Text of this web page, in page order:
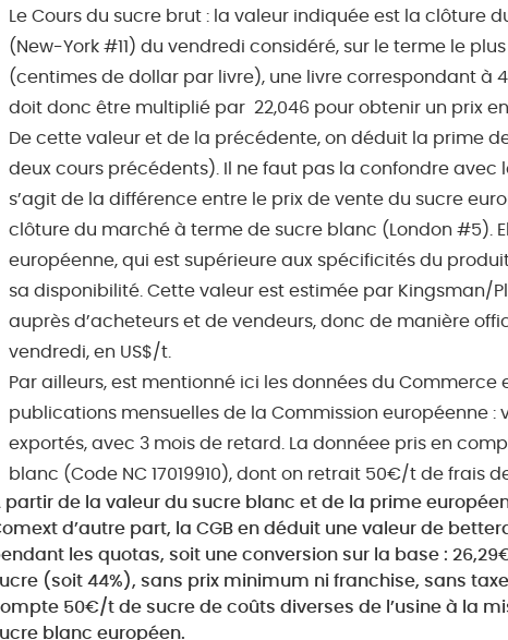
Le Cours du sucre brut : la valeur indiquée est la clôture
(New-York #11) du vendredi considéré, sur le terme le
(centimes de dollar par livre), une livre correspondant à
doit donc être multiplié par 22,046 pour obtenir un prix
De cette valeur et de la précédente, on déduit la prime
deux cours précédents). Il ne faut pas la confondre avec
s’agit de la différence entre le prix de vente du sucre
clôture du marché à terme de sucre blanc (London #5).
européenne, qui est supérieure aux spécificités du
sa disponibilité. Cette valeur est estimée par Kingsman/
auprès d’acheteurs et de vendeurs, donc de manière
vendredi, en US$/t.
Par ailleurs, est mentionné ici les données du
publications mensuelles de la Commission européenne :
exportés, avec 3 mois de retard. La donnéee pris en
blanc (Code NC 17019910), dont on retrait 50€/t de frais
partir de la valeur du sucre blanc et de la prime
d’autre part, la CGB en déduit une valeur de
les quotas, soit une conversion sur la base :
(soit 44%), sans prix minimum ni franchise, sans
50€/t de sucre de coûts diverses de l’usine à la
blanc européen.